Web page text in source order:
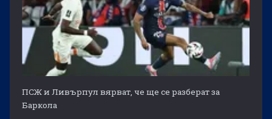
ПСЖ и Ливърпул вярват, че ще се разберат за
Баркола